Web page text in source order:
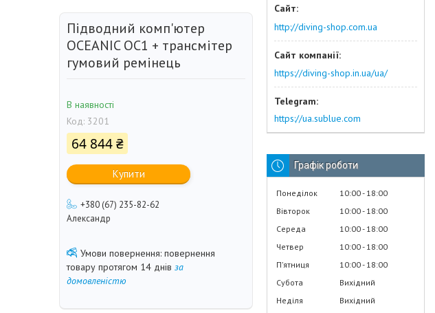
Підводний комп'ютер
OCEANIC OC1 + трансмітер
гумовий ремінець
В наявності
Код: 3201
64 844 ₴
Купити
+380 (67) 235-82-62
Александр
повернення
товару протягом 14 днів за
домовленістю
http://diving-shop.com.ua
https://diving-shop.in.ua/ua/
https://ua.sublue.com
Графік роботи
Понеділок 10:00 18:00
Вівторок
10:00 18:00
Середа
10:00 18:00
Четвер
10:00 18:00
Пʼятниця
10:00 18:00
Субота
Вихідний
Неділя
Вихідний